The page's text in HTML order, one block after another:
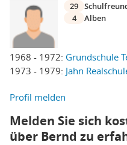
1968 - 1972: Grundschule
1973 - 1979: Jahn
29
4
Alben
Profil melden
Melden Sie sich
über Bernd zu